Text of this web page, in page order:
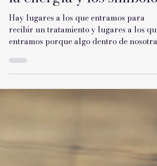
la energía y los símbolos
Hay lugares a los que entramos para
entramos porque algo dentro de nosotras
necesita detenerse, respirar y comprender
qué está sucediendo realmente marilü
nace de esta segunda necesidad No es
qué debes hacer Es un espacio de
transformación en Berna donde el